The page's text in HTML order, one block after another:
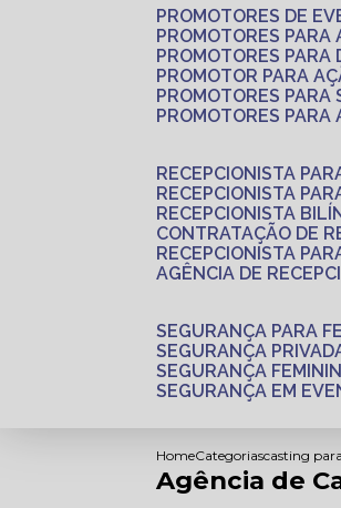
PROMOTORES DE
PROMOTORES
PROMOTORES
PROMOTOR PARA
PROMOTORES
PROMOTORES
RECEPCIONISTA
RECEPCIONISTA
RECEPCIONISTA
CONTRATAÇÃO DE
RECEPCIONISTA
AGÊNCIA DE
SEGURANÇA PARA
SEGURANÇA
SEGURANÇA
SEGURANÇA EM
HomeCategoriascasting
Agência de